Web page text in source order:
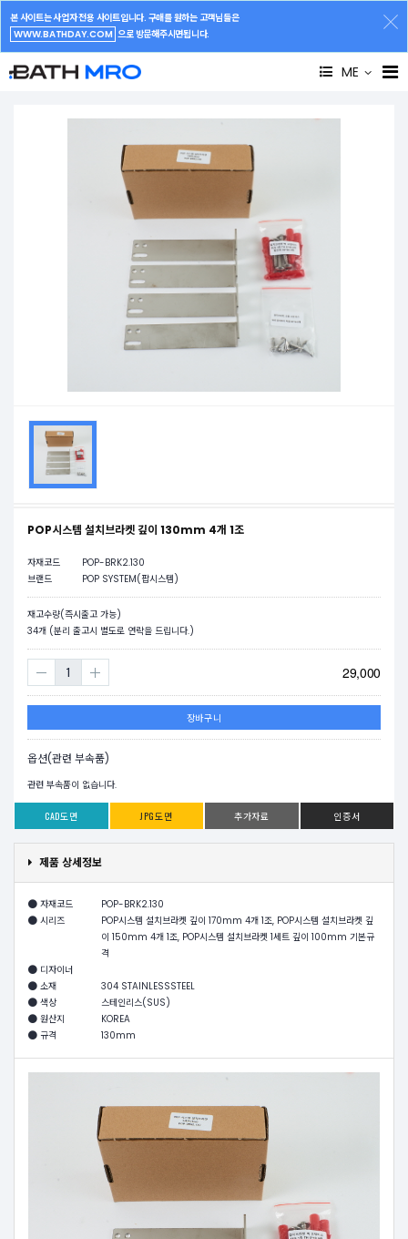
본 사이트는 사업자 전용 사이트입니다. 구매를 원하는 고객님들은
WWW.BATHDAY.COM 으로 방문해주시면됩니다.
ME
POP시스템 설치브라켓 깊이 130mm 4개 1조
자재코드
POP-BRK2.130
브랜드
POP SYSTEM(팝시스템)
재고수량(즉시출고 가능)
34개 (분리 출고시 별도로 연락을 드립니다.)
29,000
장바구니
옵션(관련 부속품)
관련 부속품이 없습니다.
CAD도면 JPG도면 추가자료 인증서
제품 상세정보
자재코드
POP-BRK2.130
시리즈
POP시스템 설치브라켓 깊이 170mm 4개 1조, POP시스템 설치브라켓 깊
이 150mm 4개 1조, POP시스템 설치브라켓 1세트 깊이 100mm 기본규
격
디자이너
소재
304 STAINLESSSTEEL
색상
스테인리스(SUS)
원산지
KOREA
규격
130mm